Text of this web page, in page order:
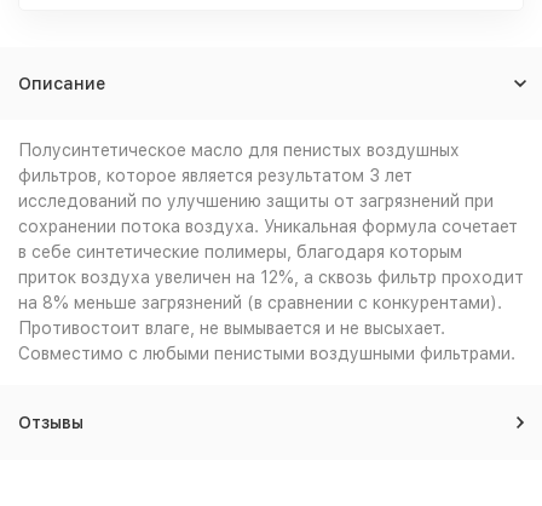
Описание
Полусинтетическое масло для пенистых воздушных
фильтров, которое является результатом 3 лет
исследований по улучшению защиты от загрязнений при
сохранении потока воздуха. Уникальная формула сочетает
в себе синтетические полимеры, благодаря которым
приток воздуха увеличен на 12%, а сквозь фильтр проходит
на 8% меньше загрязнений (в сравнении с конкурентами).
Противостоит влаге, не вымывается и не высыхает.
Совместимо с любыми пенистыми воздушными фильтрами.
Отзывы